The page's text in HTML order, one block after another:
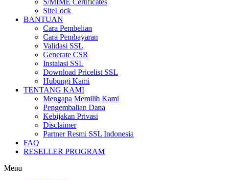
S/MIME Certificates
SiteLock
BANTUAN
Cara Pembelian
Cara Pembayaran
Validasi SSL
Generate CSR
Instalasi SSL
Download Pricelist SSL
Hubungi Kami
TENTANG KAMI
Mengapa Memilih Kami
Pengembalian Dana
Kebijakan Privasi
Disclaimer
Partner Resmi SSL Indonesia
FAQ
RESELLER PROGRAM
Menu